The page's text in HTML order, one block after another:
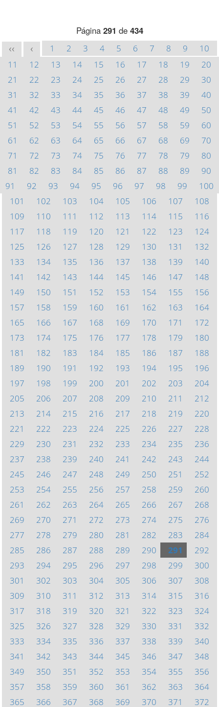
Página 291 de 434
<< < 1 2 3 4 5 6 7 8 9
10
11
12 13 14 15 16 17 18 19
20
21
22 23 24 25 26 27 28 29
30
31
32 33 34 35 36 37 38 39
40
41
42 43 44 45 46 47 48 49
50
51
52 53 54 55 56 57 58 59
60
61
62 63 64 65 66 67 68 69
70
71
72 73 74 75 76 77 78 79
80
81
82 83 84 85 86 87 88 89
90
91
92 93 94 95 96 97 98 99
100
101
102 103 104 105 106 107
108
109
110 111 112 113 114 115
116
117
118 119 120 121 122 123
124
125
126 127 128 129 130 131
132
133
134 135 136 137 138 139
140
141
142 143 144 145 146 147
148
149
150 151 152 153 154 155
156
157
158 159 160 161 162 163
164
165
166 167 168 169 170 171
172
173
174 175 176 177 178 179
180
181
182 183 184 185 186 187
188
189
190 191 192 193 194 195
196
197
198 199 200 201 202 203
204
205
206 207 208 209 210 211
212
213
214 215 216 217 218 219
220
221
222 223 224 225 226 227
228
229
230 231 232 233 234 235
236
237
238 239 240 241 242 243
244
245
246 247 248 249 250 251
252
253
254 255 256 257 258 259
260
261
262 263 264 265 266 267
268
269
270 271 272 273 274 275
276
277
278 279 280 281 282 283
284
285
286 287 288 289 290 291
292
293
294 295 296 297 298 299
300
301
302 303 304 305 306 307
308
309
310 311 312 313 314 315
316
317
318 319 320 321 322 323
324
325
326 327 328 329 330 331
332
333
334 335 336 337 338 339
340
341
342 343 344 345 346 347
348
349
350 351 352 353 354 355
356
357
358 359 360 361 362 363
364
365
366 367 368 369 370 371 372